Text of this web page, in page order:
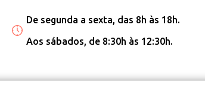
De segunda a sexta, das 8h às 18h.
Aos sábados, de 8:30h às 12:30h.